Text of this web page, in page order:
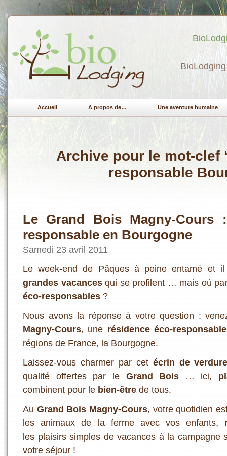
Accueil A propos de… Une aventure humaine
Archive pour le mot-clef
responsable
Le Grand Bois Magny-Cours
responsable en Bourgogne
Samedi 23 avril 2011
Le week-end de Pâques à peine entamé et
grandes vacancesqui se profilent … mais où
éco-responsables ?
Nous avons la réponse à votre question :
Magny-Cours, une résidence éco-responsable
régions de France, la Bourgogne.
Laissez-vous charmer par cet écrin de
qualité offertes par le Grand Bois … ici,
combinent pour le bien-être de tous.
Au Grand Bois Magny-Cours, votre quotidien
les animaux de la ferme avec vos enfants,
les plaisirs simples de vacances à la campagne
votre séjour !